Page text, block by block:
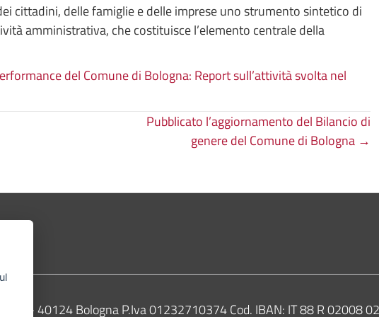
cittadini, delle famiglie e delle imprese uno strumento sintetico di
amministrativa, che costituisce l’elemento centrale della
del Comune di Bologna: Report sull’attività svolta nel
Pubblicato l’aggiornamento del Bilancio di
genere del Comune di Bologna →
6 - 40124 Bologna P.Iva 01232710374 Cod. IBAN: IT 88 R 02008